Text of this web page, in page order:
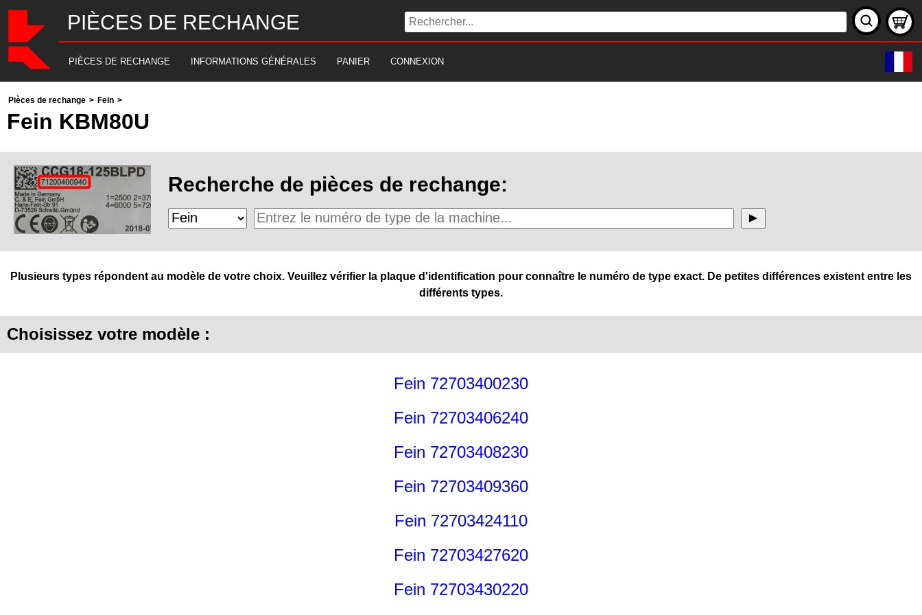
PIÈCES DE RECHANGE
PIÈCES DE RECHANGE INFORMATIONS GÉNÉRALES PANIER CONNEXION
Pièces de rechange > Fein >
Fein KBM80U
Recherche de pièces de rechange:
Plusieurs types répondent au modèle de votre choix. Veuillez vérifier la plaque d'identification pour connaître le numéro de type exact. De petites différences existent entre les
différents types.
Choisissez votre modèle :
Fein 72703400230
Fein 72703406240
Fein 72703408230
Fein 72703409360
Fein 72703424110
Fein 72703427620
Fein 72703430220